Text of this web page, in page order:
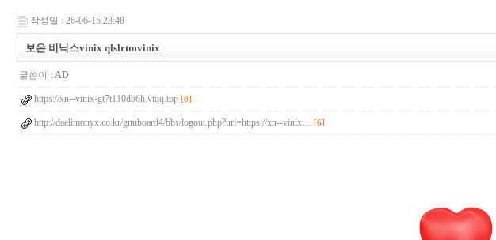
작성일 : 26-06-15 23:48
보은 비닉스vinix qlslrtmvinix
글쓴이 : AD
https://xn--vinix-gt7t110db6h.vtqq.top [8]
http://daelimonyx.co.kr/gnuboard4/bbs/logout.php?url=https://xn--vinix… [6]